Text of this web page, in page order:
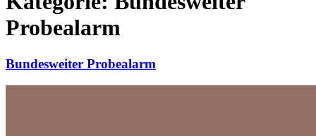
Probealarm
Bundesweiter Probealarm